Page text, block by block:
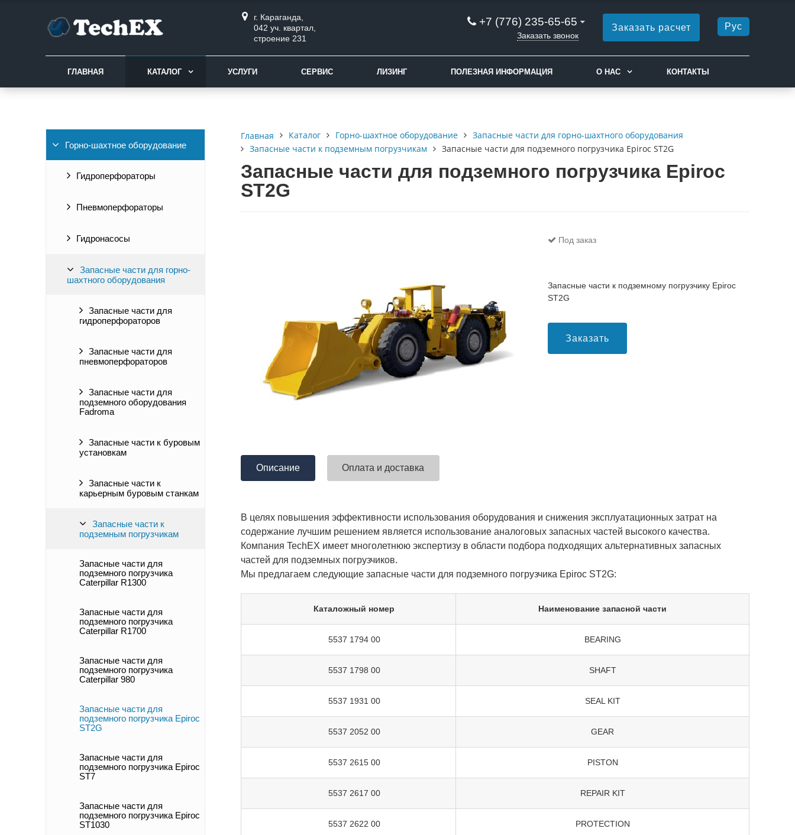
г. Караганда,
042 уч. квартал,
строение 231
+7 (776) 235-65-65
Заказать звонок
Заказать расчет Рус
ГЛАВНАЯ КАТАЛОГ УСЛУГИ СЕРВИС ЛИЗИНГ ПОЛЕЗНАЯ ИНФОРМАЦИЯ О НАС КОНТАКТЫ
Горно-шахтное оборудование
Гидроперфораторы
Пневмоперфораторы
Гидронасосы
Запасные части для горно-
шахтного оборудования
Запасные части для
гидроперфораторов
Запасные части для
пневмоперфораторов
Запасные части для
подземного оборудования
Fadroma
Запасные части к буровым
установкам
Запасные части к
карьерным буровым станкам
Запасные части к
подземным погрузчикам
Запасные части для
подземного погрузчика
Caterpillar R1300
Запасные части для
подземного погрузчика
Caterpillar R1700
Запасные части для
подземного погрузчика
Caterpillar 980
Запасные части для
подземного погрузчика Epiroc
ST2G
Запасные части для
подземного погрузчика Epiroc
ST7
Запасные части для
подземного погрузчика Epiroc
ST1030
Главная Каталог Горно-шахтное оборудование
Запасные части для горно-шахтного оборудования
Запасные части к подземным погрузчикам
Запасные части для подземного погрузчика Epiroc ST2G
Запасные части для подземного погрузчика Epiroc
ST2G
Под заказ
Запасные части к подземному погрузчику Epiroc
ST2G
Заказать
Описание Оплата и доставка
В целях повышения эффективности использования оборудования и снижения эксплуатационных затрат на
содержание лучшим решением является использование аналоговых запасных частей высокого качества.
Компания TechEX имеет многолетнюю экспертизу в области подбора подходящих альтернативных запасных
частей для подземных погрузчиков.
Мы предлагаем следующие запасные части для подземного погрузчика Epiroc ST2G:
Каталожный номер Наименование запасной части
5537 1794 00 BEARING
5537 1798 00 SHAFT
5537 1931 00 SEAL KIT
5537 2052 00 GEAR
5537 2615 00 PISTON
5537 2617 00 REPAIR KIT
5537 2622 00 PROTECTION